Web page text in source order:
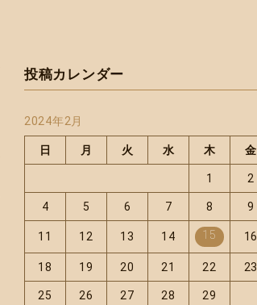
投稿カレンダー
2024年2月
日 月 火 水 木 金
1 2
4 5 6 7 8 9
11 12 13 14 15 16
18 19 20 21 22 23
25 26 27 28
29